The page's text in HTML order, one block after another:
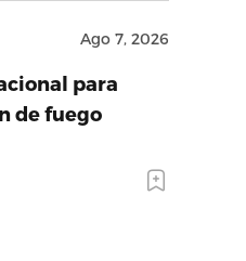
Ago 7, 2026
para
de fuego